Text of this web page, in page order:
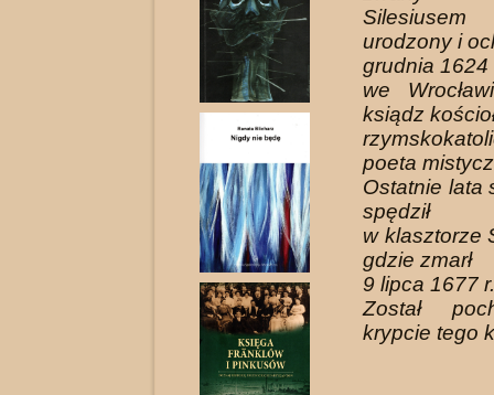
Silesiusem
urodzony i
grudnia 1624
we
ksiądz
poeta
Ostatnie lata
spędził
w klasztorze
gdzie zmarł
9 lipca 1677 r.
Został
krypcie tego